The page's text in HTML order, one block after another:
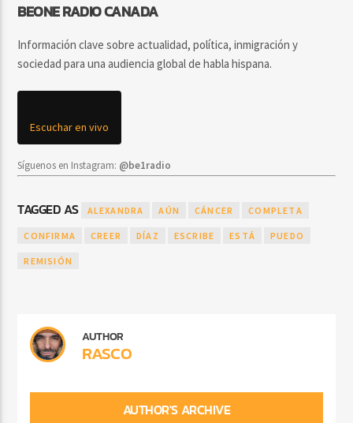
BEONE RADIO CANADA
Información clave sobre actualidad, política, inmigración y
sociedad para una audiencia global de habla hispana.
Escuchar en vivo
Síguenos en Instagram: @be1radio
TAGGED AS ALEXANDRA AÚN CÁNCER COMPLETA
CONFIRMA CREER DÍAZ ESCRIBE ESTÁ PUEDO
REMISIÓN
AUTHOR
RASCO
AUTHOR'S ARCHIVE